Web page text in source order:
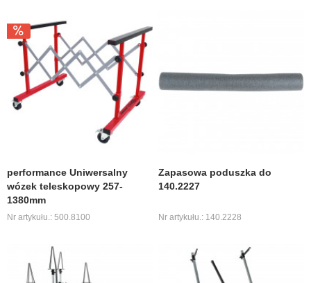
performance Uniwersalny
wózek teleskopowy 257-
1380mm
Nr artykułu.: 500.8100
Zapasowa poduszka do
140.2227
Nr artykułu.: 140.2228